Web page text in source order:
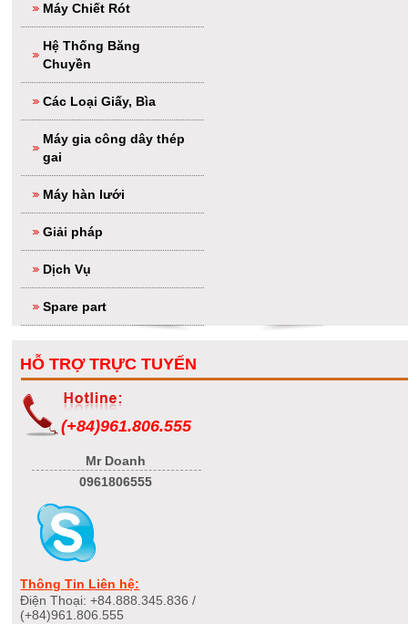
Máy Chiết Rót
Hệ Thống Băng
Chuyền
Các Loại Giấy, Bìa
Máy gia công dây thép
gai
Máy hàn lưới
Giải pháp
Dịch Vụ
Spare part
HỖ TRỢ TRỰC TUYẾN
(+84)961.806.555
Mr Doanh
0961806555
Thông Tin Liên hệ:
Điện Thoại: +84.888.345.836 /
(+84)961.806.555